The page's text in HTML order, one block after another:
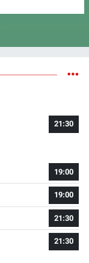
21:30
19:00
19:00
21:30
21:30